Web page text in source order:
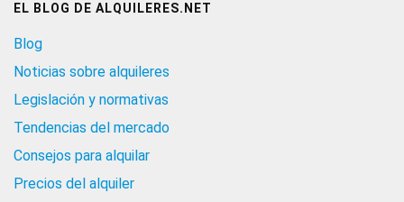
EL BLOG DE ALQUILERES.NET
Blog
Noticias sobre alquileres
Legislación y normativas
Tendencias del mercado
Consejos para alquilar
Precios del alquiler